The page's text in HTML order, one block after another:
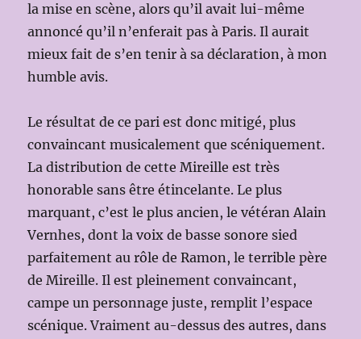
la mise en scène, alors qu’il avait lui-même
annoncé qu’il n’enferait pas à Paris. Il aurait
mieux fait de s’en tenir à sa déclaration, à mon
humble avis.
Le résultat de ce pari est donc mitigé, plus
convaincant musicalement que scéniquement.
La distribution de cette Mireille est très
honorable sans être étincelante. Le plus
marquant, c’est le plus ancien, le vétéran Alain
Vernhes, dont la voix de basse sonore sied
parfaitement au rôle de Ramon, le terrible père
de Mireille. Il est pleinement convaincant,
campe un personnage juste, remplit l’espace
scénique. Vraiment au-dessus des autres, dans